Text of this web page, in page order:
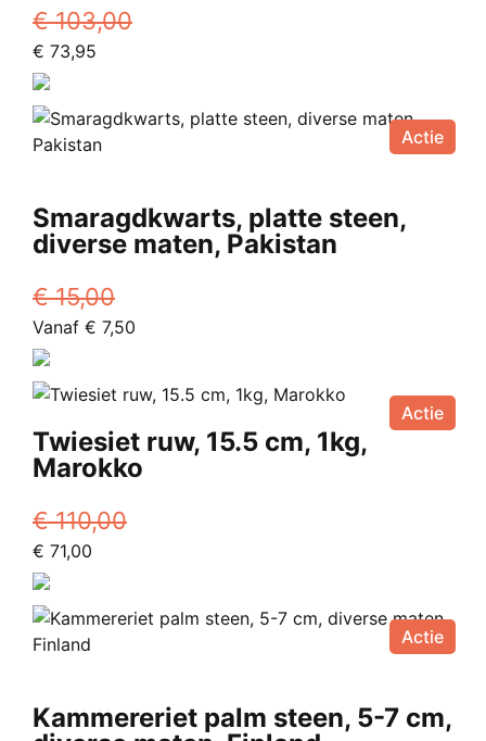
€103,00
Oorspronkelijke
prijs
was:
€ 103,00.
€ 73,95
€ 73,95.
Actie
Smaragdkwarts, platte steen,
diverse maten, Pakistan
€15,00
Oorspronkelijke
prijs
was:
€ 15,00.
Vanaf € 7,50
Vanaf
€ 7,50.
Dit
heeft
meerdere
variaties.
Deze
optie
kan
gekozen
worden
op
de
Actie
Twiesiet ruw, 15.5 cm, 1kg,
Marokko
€110,00
Oorspronkelijke
prijs
was:
€ 110,00.
€ 71,00
€ 71,00.
Actie
Kammereriet palm steen, 5-7 cm,